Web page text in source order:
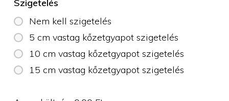
Szigetelés
Nem kell szigetelés
5 cm vastag kőzetgyapot szigetelés
10 cm vastag kőzetgyapot szigetelés
15 cm vastag kőzetgyapot szigetelés